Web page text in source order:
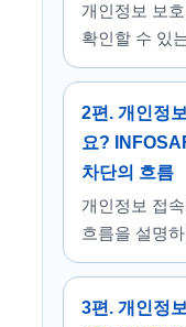
개인정보 보
확인할 수 있
2편. 개인정
요?
차단의 흐름
개인정보 접
흐름을 설명
3편. 개인정